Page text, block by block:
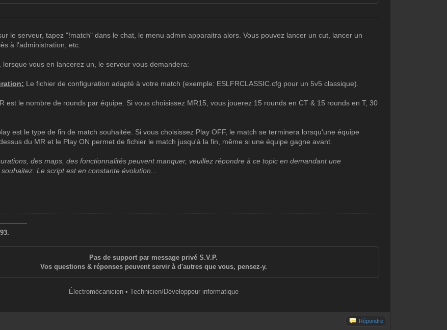
le serveur, tapez "!match" dans le chat, le menu admin apparaitra alors. Vous pouvez lancer un cut, lancer un
à l'administration, etc.
lorsque vous en lancerez un, le serveur vous demandera:
Le fichier de configuration adapté à votre match (exemple: ESLFRCLASSIC.cfg pour un 5v5 classique).
est le nombre de rounds par équipe. Si vous choisissez MR15, vous jouerez 15 rounds en CT & 15 rounds en T, 30
est le type de fin de match souhaitée. Si vous choisissez Play OFF, le match se terminera lorsqu'une équipe
du MR et le Play ON permet de fichier le match jusqu'à la fin, même si une équipe gagne avant.
des maps, des fonctionnalités peuvent manquer, veuillez répondre à ce topic en demandant une
Le script est en constante évolution...
Pas de support par message privé S.V.P.
Vos questions & réponses peuvent servir à d'autres que vous, pensez-y.
Électromécanicien • Technicien/Développeur informatique
Répondre